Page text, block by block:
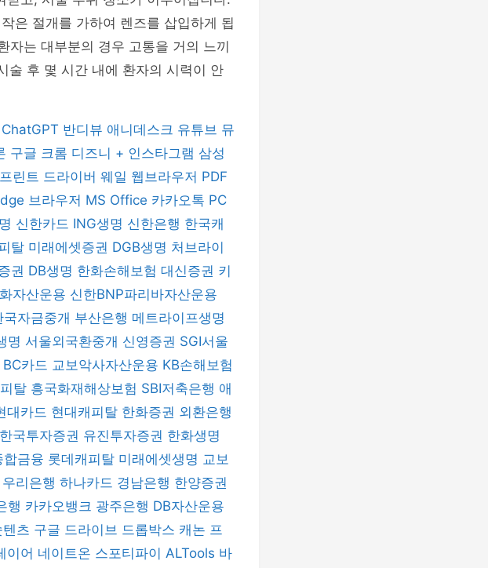
은 절개를 가하여 렌즈를 삽입하게 됩
자는 대부분의 경우 고통을 거의 느끼
술 후 몇 시간 내에 환자의 시력이 안
ChatGPT 반디뷰 애니데스크 유튜브 뮤
구글 크롬 디즈니 + 인스타그램 삼성
린트 드라이버 웨일 웹브라우저 PDF
브라우저 MS Office 카카오톡 PC
신한카드 ING생명 신한은행 한국캐
탈 미래에셋증권 DGB생명 처브라이
권 DB생명 한화손해보험 대신증권 키
자산운용 신한BNP파리바자산운용
국자금중개 부산은행 메트라이프생명
명 서울외국환중개 신영증권 SGI서울
BC카드 교보악사자산운용 KB손해보험
탈 흥국화재해상보험 SBI저축은행 애
대카드 현대캐피탈 한화증권 외환은행
한국투자증권 유진투자증권 한화생명
합금융 롯데캐피탈 미래에셋생명 교보
우리은행 하나카드 경남은행 한양증권
행 카카오뱅크 광주은행 DB자산운용
텐츠 구글 드라이브 드롭박스 캐논 프
이어 네이트온 스포티파이 ALTools 바